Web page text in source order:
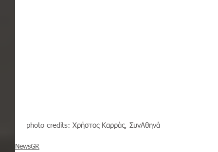
photo credits: Χρήστος Καρράς, ΣυνΑθηνά
NewsGR